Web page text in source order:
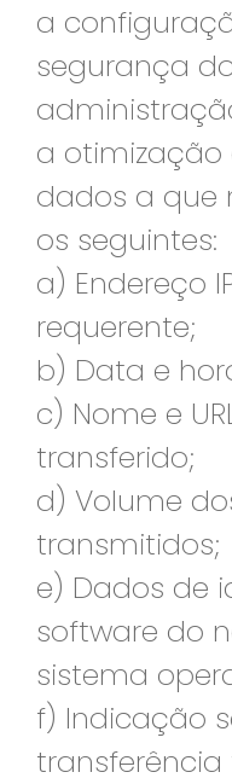
a
segurança
a otimização
dados a que
os seguintes:
a) Endereço
requerente;
b) Data e
c) Nome e
transferido;
d) Volume
transmitidos;
e) Dados de
software do
sistema
f) Indicação